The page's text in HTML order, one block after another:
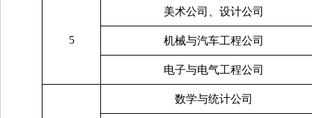
5
美术公司、设计公司
机械与汽车工程公司
电子与电气工程公司
数学与统计公司